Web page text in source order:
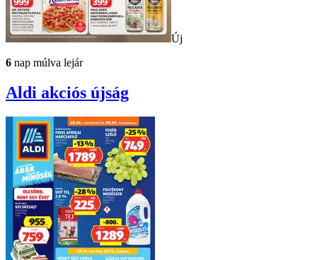
Új
6 nap múlva lejár
Aldi akciós újság